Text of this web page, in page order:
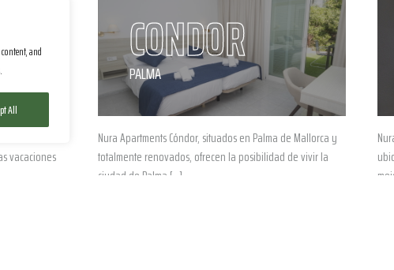
and
All
vacaciones
CONDOR
PALMA
Nura Apartments Cóndor, situados en Palma de Mallorca y
totalmente renovados, ofrecen la posibilidad de vivir la
ciudad de Palma […]